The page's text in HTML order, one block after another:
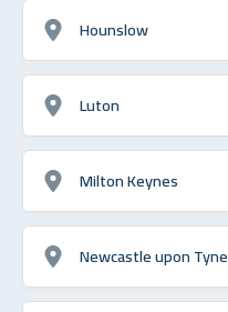
Hounslow
Luton
Milton Keynes
Newcastle upon Tyne